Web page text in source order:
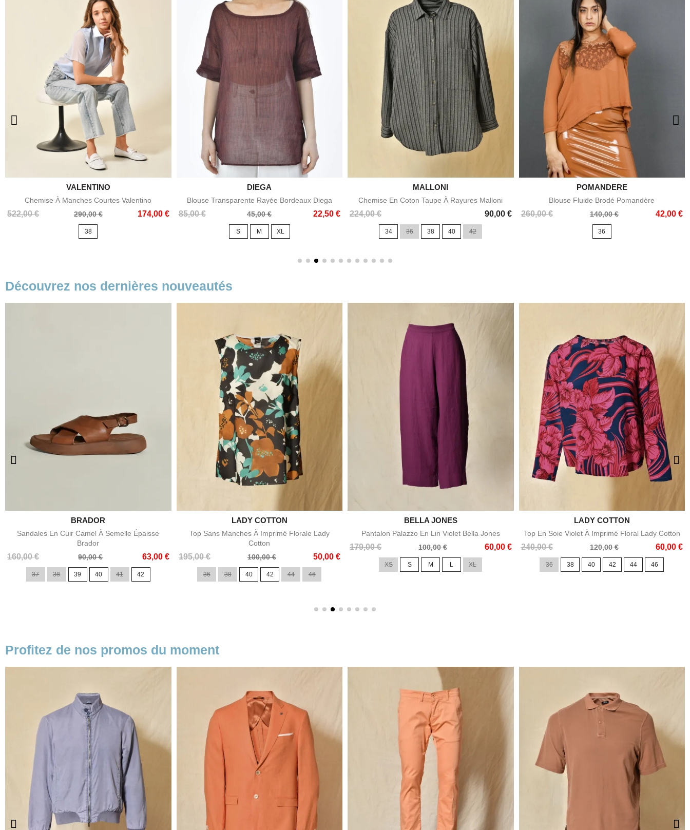
Aperçu rapide
VALENTINO
Chemise À Manches Courtes Valentino
522,00 €
Prix
290,00 € 174,00 €
Prix
38
Aperçu rapide
DIEGA
Blouse Transparente Rayée Bordeaux Diega
85,00 €
Prix
45,00 € 22,50 €
Prix
S M XL
Aperçu rapide
MALLONI
Chemise En Coton Taupe À Rayures Malloni
224,00 € 90,00 €
Prix
34 36 38 40 42
Aperçu rapide
POMANDERE
Blouse Fluide Brodé Pomandère
260,00 €
Prix
140,00 € 42,00 €
Prix
36
Découvrez nos dernières nouveautés
Aperçu rapide
BRADOR
Sandales En Cuir Camel À Semelle Épaisse
Brador
160,00 €
Prix
90,00 € 63,00 €
Prix
37 38 39 40 41 42
Aperçu rapide
LADY COTTON
Top Sans Manches À Imprimé Florale Lady
Cotton
195,00 €
Prix
100,00 € 50,00 €
Prix
36 38 40 42 44 46
Aperçu rapide
BELLA JONES
Pantalon Palazzo En Lin Violet Bella Jones
179,00 €
Prix
100,00 € 60,00 €
Prix
XS S M L XL
Aperçu rapide
LADY COTTON
Top En Soie Violet À Imprimé Floral Lady Cotton
240,00 €
Prix
120,00 € 60,00 €
Prix
36 38 40 42 44 46
Profitez de nos promos du moment